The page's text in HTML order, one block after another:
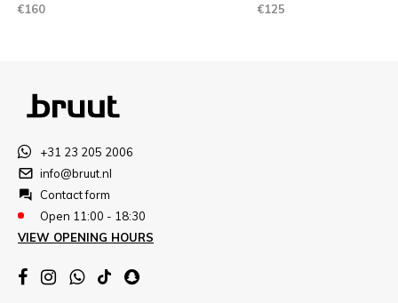
€160 €125
+31 23 205 2006
info@bruut.nl
Contact form
Open 11:00 - 18:30
VIEW OPENING HOURS